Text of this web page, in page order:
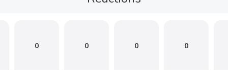
0 0 0 0